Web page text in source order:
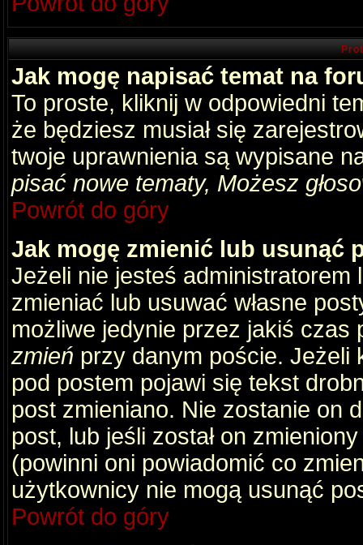
Jak mogę napisać temat na
To proste, kliknij w odpowiedni
że będziesz musiał się
twoje uprawnienia są wypisane
pisać nowe tematy, Możesz
Powrót do góry
Jak mogę zmienić lub usunąć
Jeżeli nie jesteś
zmieniać lub usuwać własne
możliwe jedynie przez jakiś
zmień przy danym poście. Jeżeli
pod postem pojawi się tekst
post zmieniano. Nie zostanie on
post, lub jeśli został on
(powinni oni powiadomić co
użytkownicy nie mogą usunąć
Powrót do góry